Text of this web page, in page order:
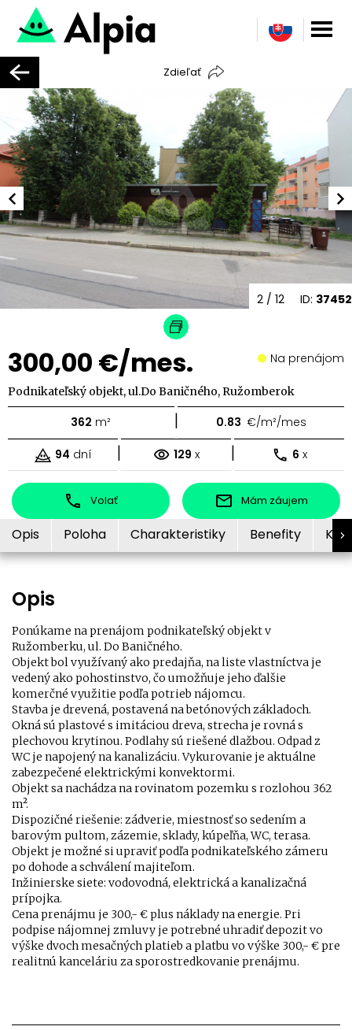
Zdieľať
ID: 37452
2 / 12
300,00 €/mes. Na prenájom
Podnikateľský objekt, ul.Do Baničného, Ružomberok
362 m² | 0.83 €/m²/mes
94 dní | 129 x | 6 x
Volať Mám záujem
Opis Poloha Charakteristiky Benefity
Opis
Ponúkame na prenájom podnikateľský objekt v
Ružomberku, ul. Do Baničného.
Objekt bol využívaný ako predajňa, na liste vlastníctva je
vedený ako pohostinstvo, čo umožňuje jeho ďalšie
komerčné využitie podľa potrieb nájomcu.
Stavba je drevená, postavená na betónových základoch.
Okná sú plastové s imitáciou dreva, strecha je rovná s
plechovou krytinou. Podlahy sú riešené dlažbou. Odpad z
WC je napojený na kanalizáciu. Vykurovanie je aktuálne
zabezpečené elektrickými konvektormi.
Objekt sa nachádza na rovinatom pozemku s rozlohou 362
m².
Dispozičné riešenie: zádverie, miestnosť so sedením a
barovým pultom, zázemie, sklady, kúpeľňa, WC, terasa.
Objekt je možné si upraviť podľa podnikateľského zámeru
po dohode a schválení majiteľom.
Inžinierske siete: vodovodná, elektrická a kanalizačná
prípojka.
Cena prenájmu je 300,- € plus náklady na energie. Pri
podpise nájomnej zmluvy je potrebné uhradiť depozit vo
výške dvoch mesačných platieb a platbu vo výške 300,- € pre
realitnú kanceláriu za sporostredkovanie prenájmu.